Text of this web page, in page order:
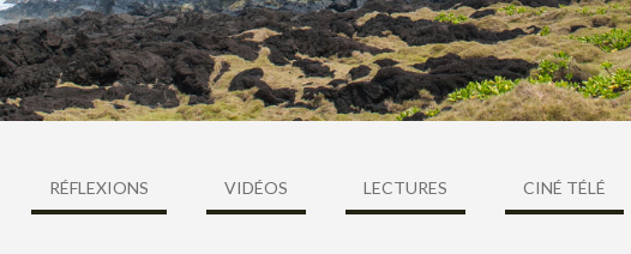
RÉFLEXIONS VIDÉOS LECTURES CINÉ TÉLÉ